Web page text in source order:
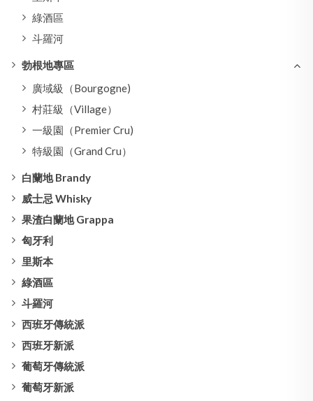
綠酒區
斗羅河
勃根地專區
廣域級（Bourgogne)
村莊級（Village）
一級園（Premier Cru)
特級園（Grand Cru）
白蘭地 Brandy
威士忌 Whisky
果渣白蘭地 Grappa
匈牙利
里斯本
綠酒區
斗羅河
西班牙傳統派
西班牙新派
葡萄牙傳統派
葡萄牙新派